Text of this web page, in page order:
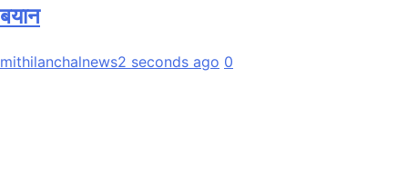
बयान
mithilanchalnews2 seconds ago 0